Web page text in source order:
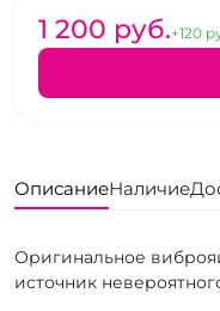
1 200 pуб.+120
ОписаниеНаличие
Оригинальное
источник